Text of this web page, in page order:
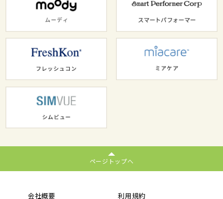
ページトップへ
会社概要 利用規約